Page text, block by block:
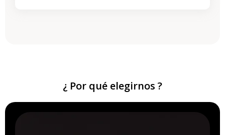
¿ Por qué elegirnos ?